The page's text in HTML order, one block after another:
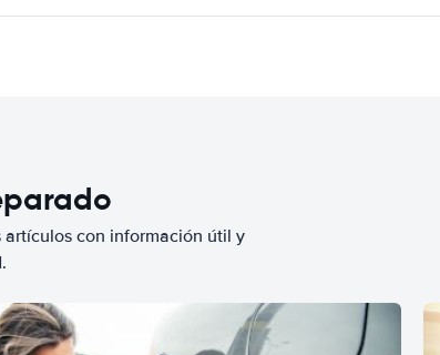
artículos con información útil y